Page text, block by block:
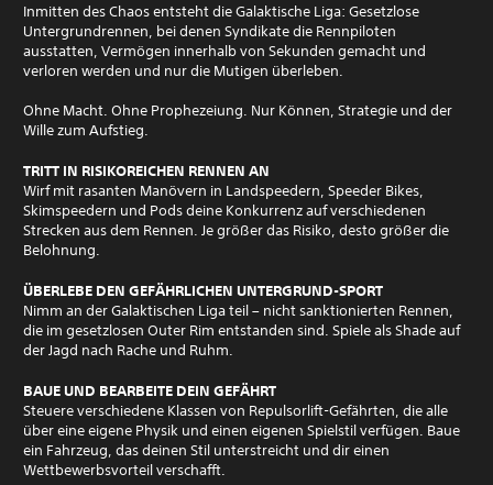
Inmitten des Chaos entsteht die Galaktische Liga: Gesetzlose
Untergrundrennen, bei denen Syndikate die Rennpiloten
ausstatten, Vermögen innerhalb von Sekunden gemacht und
verloren werden und nur die Mutigen überleben.
Ohne Macht. Ohne Prophezeiung. Nur Können, Strategie und der
Wille zum Aufstieg.
TRITT IN RISIKOREICHEN RENNEN AN
Wirf mit rasanten Manövern in Landspeedern, Speeder Bikes,
Skimspeedern und Pods deine Konkurrenz auf verschiedenen
Strecken aus dem Rennen. Je größer das Risiko, desto größer die
Belohnung.
ÜBERLEBE DEN GEFÄHRLICHEN UNTERGRUND-SPORT
Nimm an der Galaktischen Liga teil – nicht sanktionierten Rennen,
die im gesetzlosen Outer Rim entstanden sind. Spiele als Shade auf
der Jagd nach Rache und Ruhm.
BAUE UND BEARBEITE DEIN GEFÄHRT
Steuere verschiedene Klassen von Repulsorlift-Gefährten, die alle
über eine eigene Physik und einen eigenen Spielstil verfügen. Baue
ein Fahrzeug, das deinen Stil unterstreicht und dir einen
Wettbewerbsvorteil verschafft.